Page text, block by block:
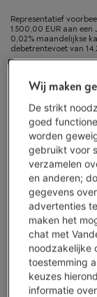
Representatief
1.500,00 EUR aan een
0,02% maandelijkse
debetrentevoet van
Beschikbaar
€
Of 24
Vanden
Verleng de
Wij maken
De strikt
goed
worden
gebruikt voor
verzamelen
en anderen;
gegevens
advertenties
maken het
chat met
noodzakelijke
toestemming
keuzes
informatie